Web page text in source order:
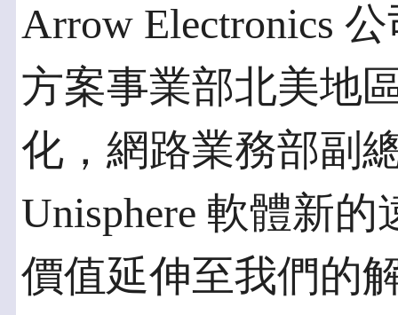
Arrow Electronics
方案事業部北美地
化，網路業務部副
Unisphere 軟體新
價值延伸至我們的